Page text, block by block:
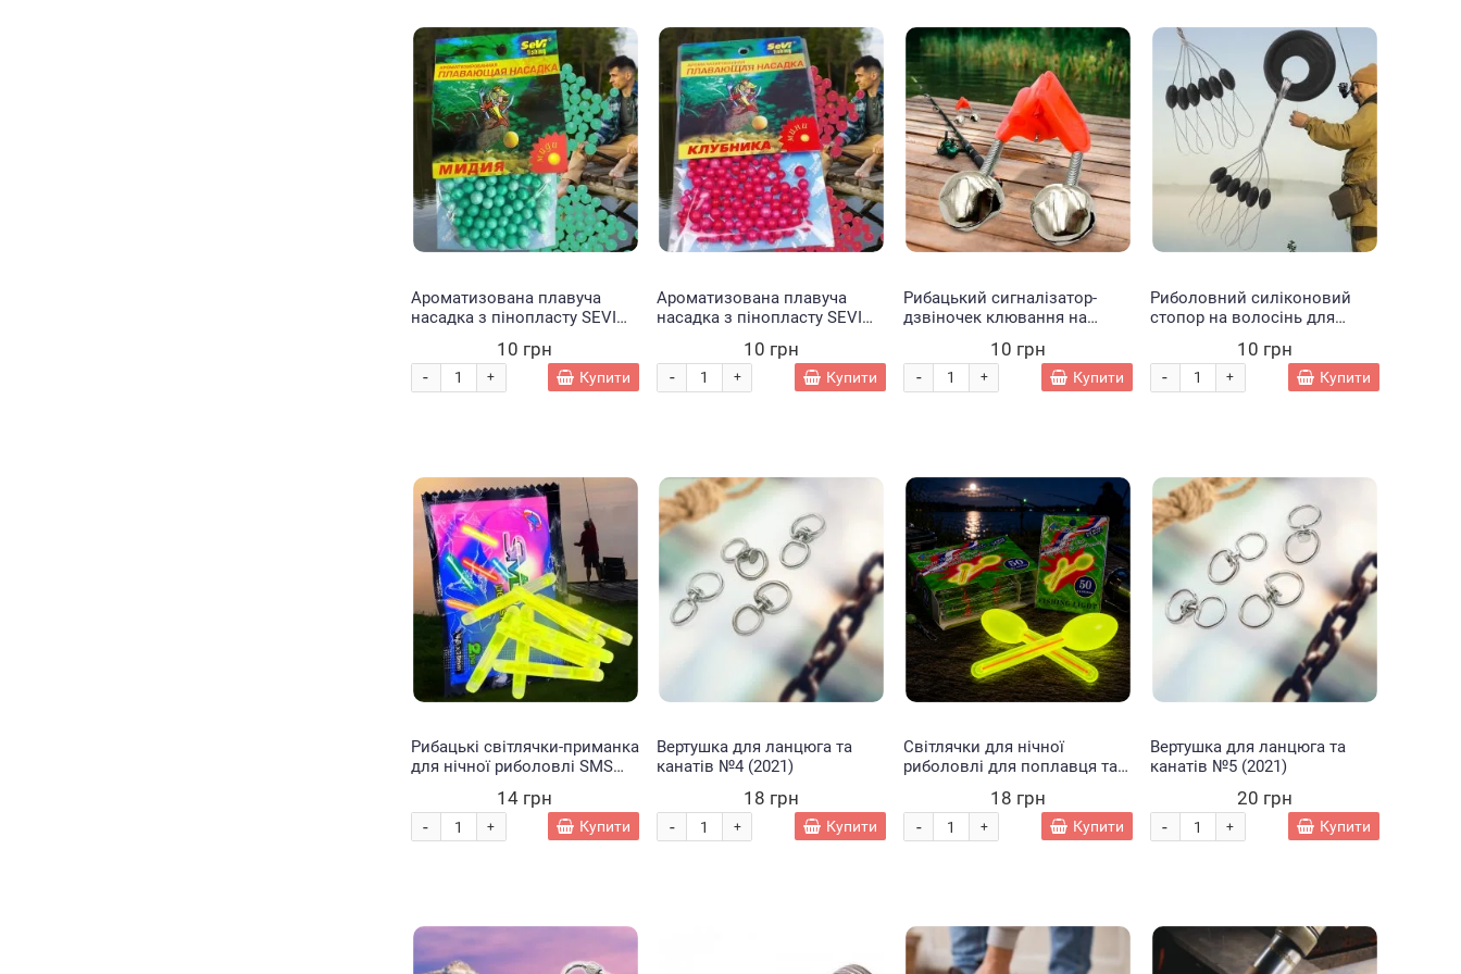
Ароматизована плавуча
насадка з пінопласту SEVI
10 грн
+
- Купити
Ароматизована плавуча
насадка з пінопласту SEVI
10 грн
+
- Купити
Рибацький сигналізатор-
дзвіночек клювання на
10 грн
+
- Купити
Риболовний силіконовий
стопор на волосінь для
10 грн
+
- Купити
Рибацькі світлячки-приманка
для нічної риболовлі SMS
14 грн
+
- Купити
Вертушка для ланцюга та
канатів №4 (2021)
18 грн
+
- Купити
Світлячки для нічної
риболовлі для поплавця та
4,5×38 мм (988)18 грн
+
- Купити
Вертушка для ланцюга та
канатів №5 (2021)
20 грн
+
- Купити